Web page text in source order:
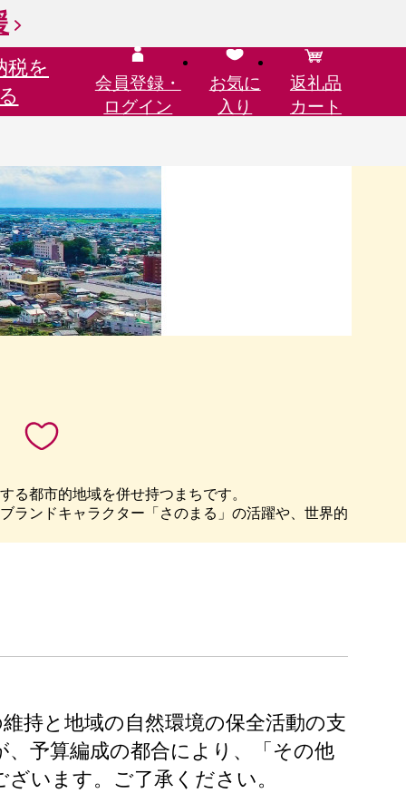
税を
会員登録・
ログイン
お気に
入り
返礼品
カート
る都市的地域を併せ持つまちです。
ランドキャラクター「さのまる」の活躍や、世界的
持と地域の自然環境の保全活動の支
予算編成の都合により、「その他
います。ご了承ください。